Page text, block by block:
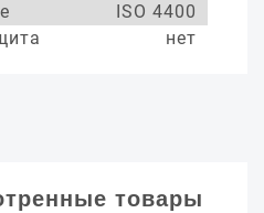
ISO 4400
нет
товары